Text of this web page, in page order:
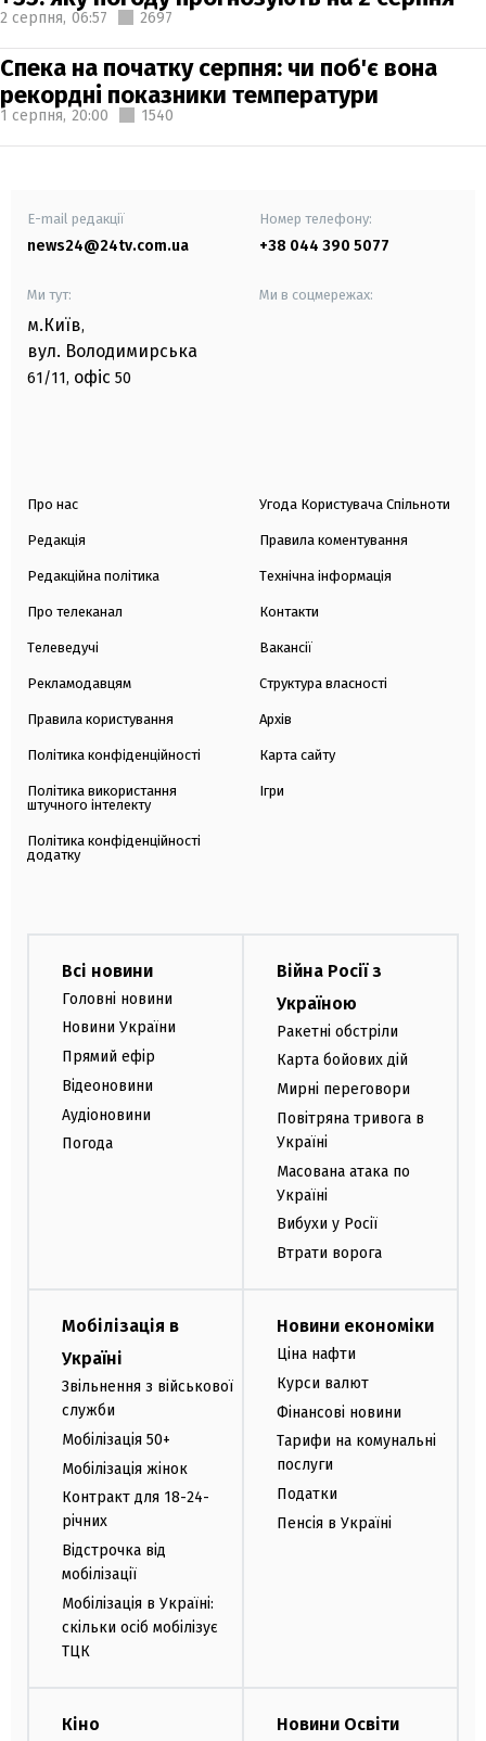
2 серпня, 06:57 2697
Спека на початку серпня: чи поб'є вона
рекордні показники температури
1 серпня, 20:00 1540
E-mail редакції
news24@24tv.com.ua
Номер телефону:
+38 044 390 5077
Ми тут:
м.Київ,
вул. Володимирська
61/11, офіс 50
Ми в соцмережах:
Про нас
Редакція
Редакційна політика
Про телеканал
Телеведучі
Рекламодавцям
Правила користування
Політика конфіденційності
Політика використання
штучного інтелекту
Політика конфіденційності
додатку
Угода Користувача Спільноти
Правила коментування
Технічна інформація
Контакти
Вакансії
Структура власності
Архів
Карта сайту
Ігри
Всі новини
Головні новини
Новини України
Прямий ефір
Відеоновини
Аудіоновини
Погода
Війна Росії з
Україною
Ракетні обстріли
Карта бойових дій
Мирні переговори
Повітряна тривога в
Україні
Масована атака по
Україні
Вибухи у Росії
Втрати ворога
Мобілізація в
Україні
Звільнення з військової
служби
Мобілізація 50+
Мобілізація жінок
Контракт для 18-24-
річних
Відстрочка від
мобілізації
Мобілізація в Україні:
скільки осіб мобілізує
ТЦК
Новини економіки
Ціна нафти
Курси валют
Фінансові новини
Тарифи на комунальні
послуги
Податки
Пенсія в Україні
Кіно Новини Освіти